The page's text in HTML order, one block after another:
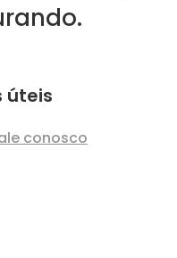
úteis
conosco